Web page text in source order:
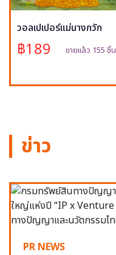
วอลเปเปอร์แม่นางกวัก
฿189 ขายแล้ว 155 ชิ้น
ข่าว
PR NEWS